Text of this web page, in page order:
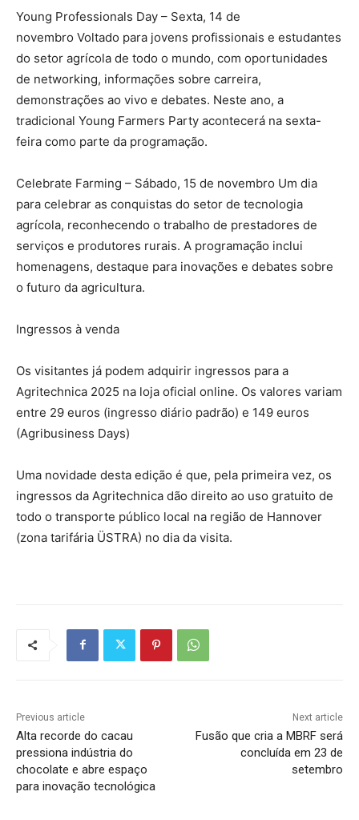
Young Professionals Day – Sexta, 14 de
novembro Voltado para jovens profissionais e estudantes
do setor agrícola de todo o mundo, com oportunidades
de networking, informações sobre carreira,
demonstrações ao vivo e debates. Neste ano, a
tradicional Young Farmers Party acontecerá na sexta-
feira como parte da programação.
Celebrate Farming – Sábado, 15 de novembro Um dia
para celebrar as conquistas do setor de tecnologia
agrícola, reconhecendo o trabalho de prestadores de
serviços e produtores rurais. A programação inclui
homenagens, destaque para inovações e debates sobre
o futuro da agricultura.
Ingressos à venda
Os visitantes já podem adquirir ingressos para a
Agritechnica 2025 na loja oficial online. Os valores variam
entre 29 euros (ingresso diário padrão) e 149 euros
(Agribusiness Days)
Uma novidade desta edição é que, pela primeira vez, os
ingressos da Agritechnica dão direito ao uso gratuito de
todo o transporte público local na região de Hannover
(zona tarifária ÜSTRA) no dia da visita.
Previous article
Alta recorde do cacau
pressiona indústria do
chocolate e abre espaço
para inovação tecnológica
Next article
Fusão que cria a MBRF será
concluída em 23 de
setembro